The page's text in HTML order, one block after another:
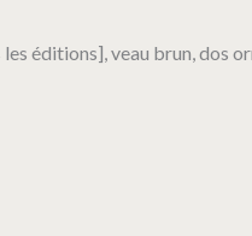
éditions], veau brun, dos